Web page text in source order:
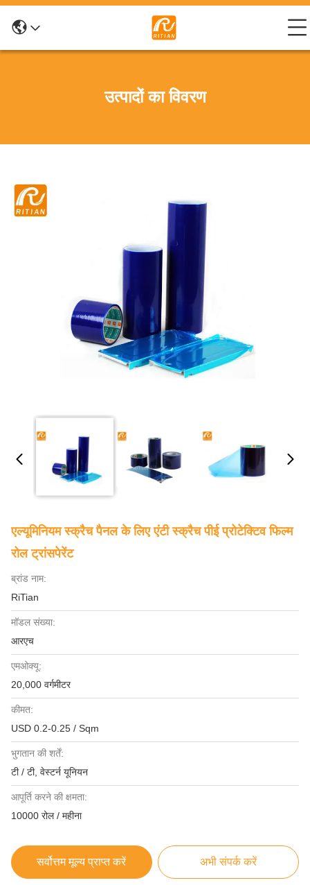
उत्पादों का विवरण
एल्यूमिनियम स्क्रैच पैनल के लिए एंटी स्क्रैच पीई प्रोटेक्टिव फिल्म
रोल ट्रांसपेरेंट
ब्रांड नाम:
RiTian
मॉडल संख्या:
आरएच
एमओक्यू:
20,000 वर्गमीटर
कीमत:
USD 0.2-0.25 / Sqm
भुगतान की शर्तें:
टी / टी, वेस्टर्न यूनियन
आपूर्ति करने की क्षमता:
10000 रोल / महीना
सर्वोत्तम मूल्य प्राप्त करें अभी संपर्क करें